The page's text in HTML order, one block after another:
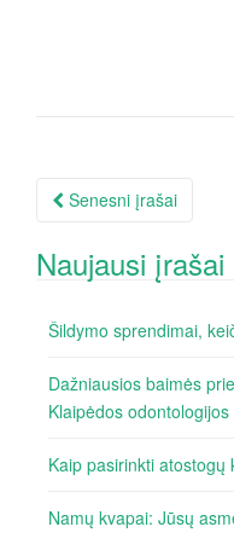
Įrašų
navigacija
Senesni įrašai
Naujausi įrašai
Šildymo sprendimai,
Dažniausios baimės
Klaipėdos
Kaip pasirinkti
Namų kvapai: Jūsų